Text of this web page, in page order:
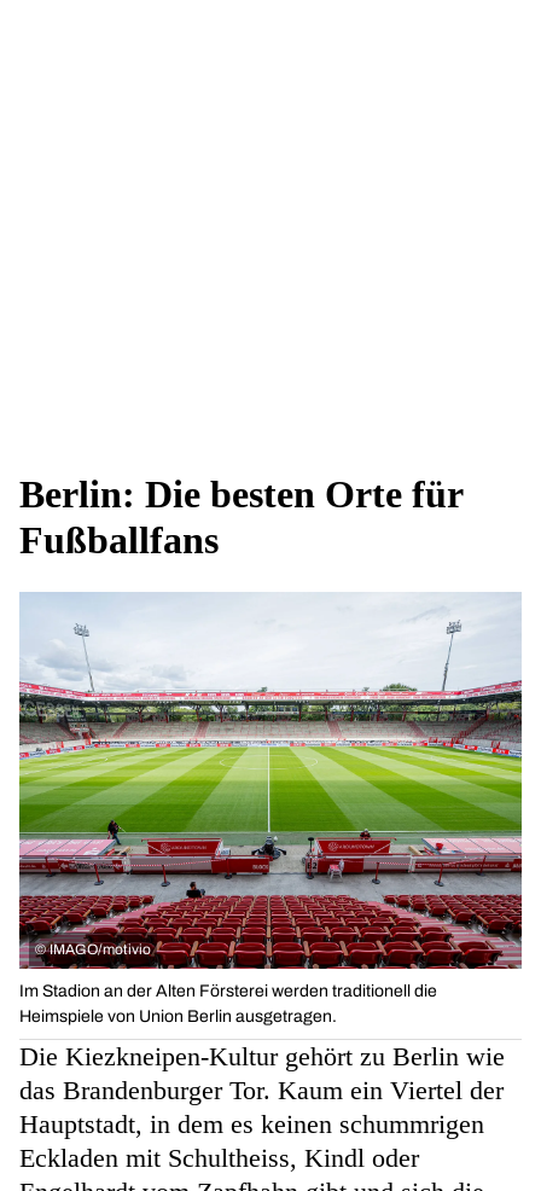
Berlin: Die besten Orte für
Fußballfans
© IMAGO/motivio
Im Stadion an der Alten Försterei werden traditionell die
Heimspiele von Union Berlin ausgetragen.
Die Kiezkneipen-Kultur gehört zu Berlin wie
das Brandenburger Tor. Kaum ein Viertel der
Hauptstadt, in dem es keinen schummrigen
Eckladen mit Schultheiss, Kindl oder